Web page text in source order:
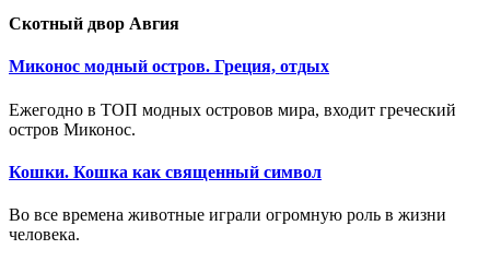
Скотный двор Авгия
Миконос модный остров. Греция, отдых
Ежегодно в TOП модных островов мира, входит греческий
остров Миконос.
Кошки. Кошка как священный символ
Во все времена животные играли огромную роль в жизни
человека.